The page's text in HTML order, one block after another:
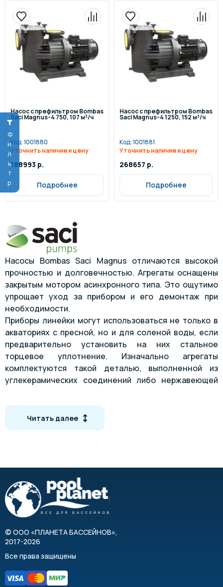
Фильтр
Насос с префильтром Bombas
Saci Magnus-4 750, 107 м³/ч
Код:1001880
Уточнить наличие и цену
188993 р.
Подробнее
Насос с префильтром Bombas
Saci Magnus-4 1250, 152 м³/ч
Код:1001881
Уточнить наличие и цену
268657 р.
Подробнее
Насосы Bombas Saci Magnus отличаются высокой
прочностью и долговечностью. Агрегаты оснащены
закрытым мотором асинхронного типа. Это ощутимо
упрощает уход за прибором и его демонтаж при
необходимости.
Приборы линейки могут использоваться не только в
акваториях с пресной, но и для соленой воды, если
предварительно установить на них стальное
торцевое уплотнение. Изначально агрегаты
комплектуются такой деталью, выполненной из
углекерамических соединений либо нержавеющей
Стоит подчеркнуть, что агрегаты очень просты в
обслуживании и пригодны для частных или
коммерческих акваторий.
Читать далее
© ООО «ПЛАНЕТА БАССЕЙНОВ»,
2017-2026
Все права защищены